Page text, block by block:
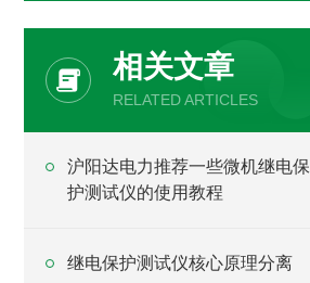
相关文章
RELATED ARTICLES
沪阳达电力推荐一些微机继电保
护测试仪的使用教程
继电保护测试仪核心原理分离